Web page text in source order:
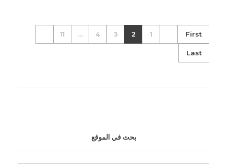
First
1
2
3
4
...
11
Last
بحث في الموقع